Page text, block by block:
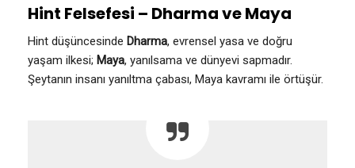
Hint Felsefesi – Dharma ve Maya
Hint düşüncesinde Dharma, evrensel yasa ve doğru
yaşam ilkesi; Maya, yanılsama ve dünyevi sapmadır.
Şeytanın insanı yanıltma çabası, Maya kavramı ile örtüşür.